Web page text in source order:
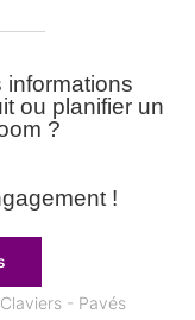
informations
ou planifier un
?
!
Claviers - Pavés